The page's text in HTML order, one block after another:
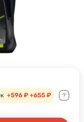
+596 ₽ +655 ₽